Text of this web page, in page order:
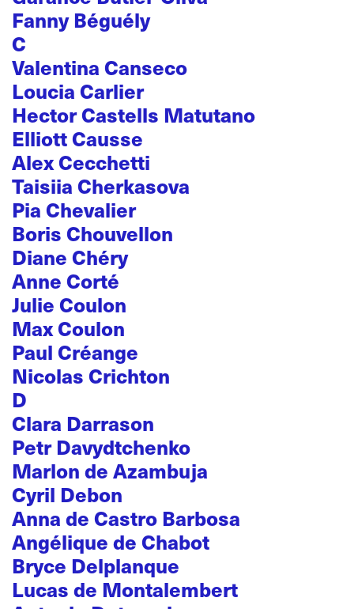
Fanny Béguély
C
Valentina Canseco
Loucia Carlier
Hector Castells Matutano
Elliott Causse
Alex Cecchetti
Taisiia Cherkasova
Pia Chevalier
Boris Chouvellon
Diane Chéry
Anne Corté
Julie Coulon
Max Coulon
Paul Créange
Nicolas Crichton
D
Clara Darrason
Petr Davydtchenko
Marlon de Azambuja
Cyril Debon
Anna de Castro Barbosa
Angélique de Chabot
Bryce Delplanque
Lucas de Montalembert